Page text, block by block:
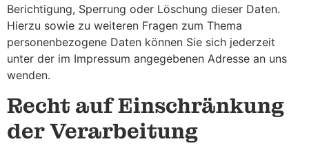
Berichtigung, Sperrung oder Löschung dieser Daten.
Hierzu sowie zu weiteren Fragen zum Thema
personenbezogene Daten können Sie sich jederzeit
unter der im Impressum angegebenen Adresse an uns
wenden.
Recht auf Einschränkung
der Verarbeitung